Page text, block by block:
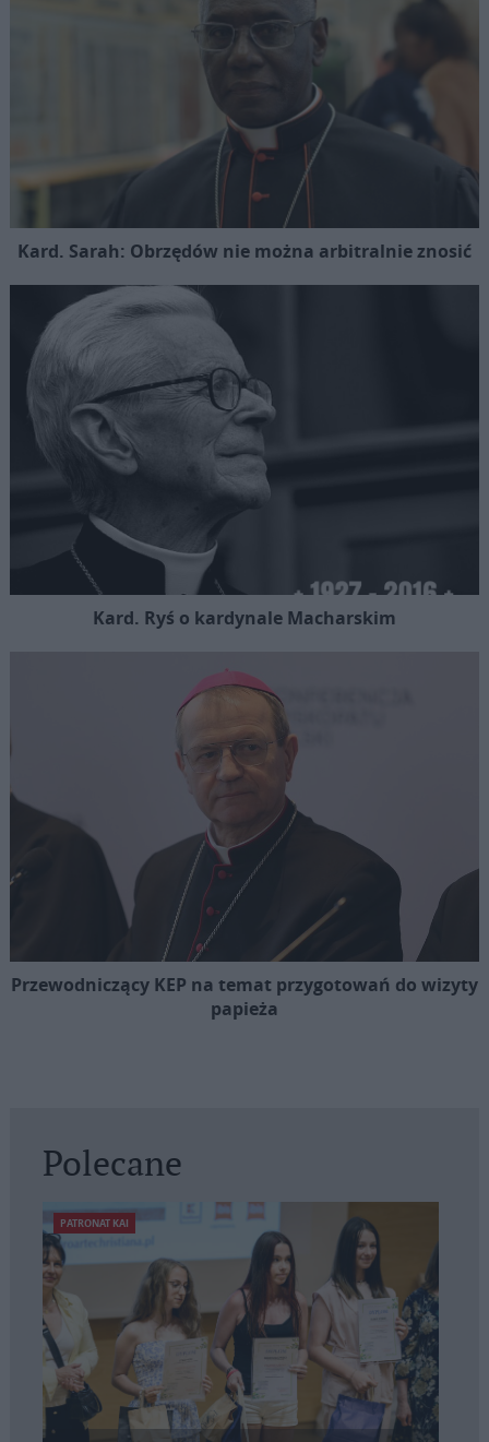
Kard. Sarah: Obrzędów nie można arbitralnie znosić
Kard. Ryś o kardynale Macharskim
Przewodniczący KEP na temat przygotowań do wizyty
papieża
Polecane
PATRONAT KAI